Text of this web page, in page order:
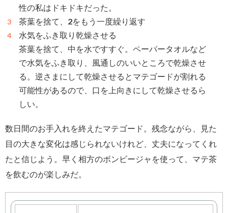
性の私はドキドキだった。
茶葉を捨て、2をもう一度繰り返す
水気をふき取り乾燥させる
茶葉を捨て、中を水ですすぐ。ペーパータオルなど
で水気をふき取り、風通しのいいところで乾燥させ
る。逆さまにして乾燥させるとマテゴードが割れる
可能性があるので、口を上向きにして乾燥させるら
しい。
数日間のお手入れを終えたマテゴード。残念ながら、見た
目の大きな変化は感じられないけれど、丈夫になってくれ
たと信じよう。早く相方のボンビージャを使って、マテ茶
を飲むのが楽しみだ。